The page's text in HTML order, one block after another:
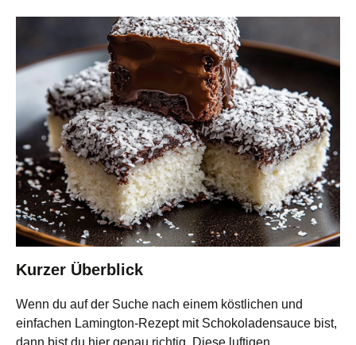
Kurzer Überblick
Wenn du auf der Suche nach einem köstlichen und
einfachen Lamington-Rezept mit Schokoladensauce bist,
dann bist du hier genau richtig. Diese luftigen